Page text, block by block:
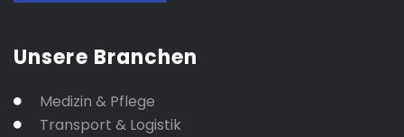
Unsere Branchen
Medizin & Pflege
Transport & Logistik